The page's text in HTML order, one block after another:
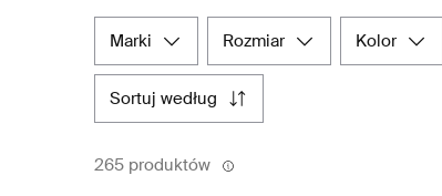
szablony, z naciskiem na każdy najmniejszy
użyte materiały, od luksusowych skór po
przekracza oczekiwania. Obuwie Billi Bi przechodzi
i świątecznych szpilek. Dzięki starannemu
marki rozmiar kolor
sortuj według
265 produktów